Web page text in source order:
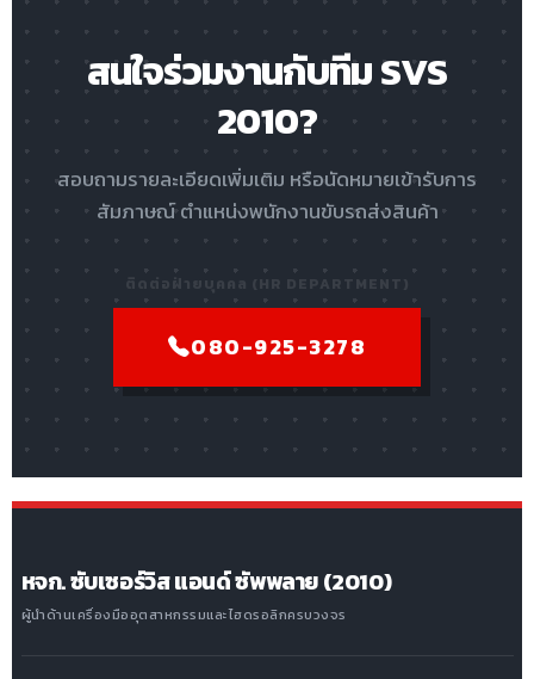
สนใจร่วมงานกับทีม SVS
2010?
สอบถามรายละเอียดเพิ่มเติม หรือนัดหมายเข้ารับการ
สัมภาษณ์ ตำแหน่งพนักงานขับรถส่งสินค้า
ติดต่อฝ่ายบุคคล (HR DEPARTMENT)
080-925-3278
หจก. ซับเซอร์วิส แอนด์ ซัพพลาย (2010)
ผู้นำด้านเครื่องมืออุตสาหกรรมและไฮดรอลิกครบวงจร